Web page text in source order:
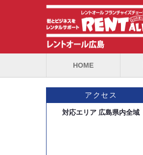
HOME
アクセス
対応エリア 広島県内全域